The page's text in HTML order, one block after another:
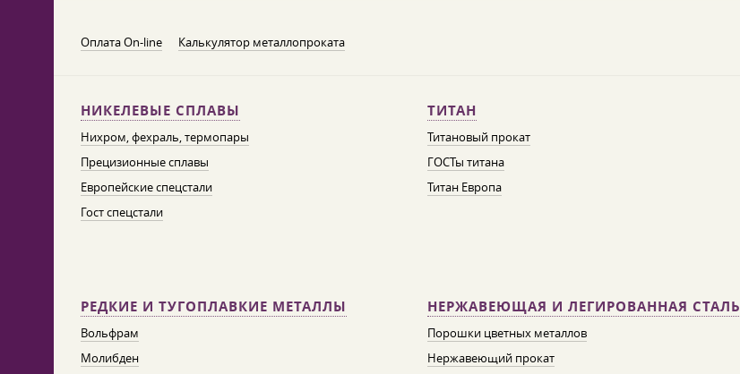
Оплата On-line Калькулятор металлопроката
НИКЕЛЕВЫЕ СПЛАВЫ
Нихром, фехраль, термопары
Прецизионные сплавы
Европейские спецстали
Гост спецстали
ТИТАН
Титановый прокат
ГОСТы титана
Титан Европа
РЕДКИЕ И ТУГОПЛАВКИЕ МЕТАЛЛЫ
Вольфрам
Молибден
НЕРЖАВЕЮЩАЯ И ЛЕГИРОВАННАЯ СТАЛЬ
Порошки цветных металлов
Нержавеющий прокат